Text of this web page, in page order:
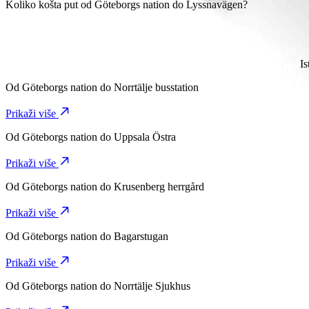
Potrebno je oko 13 min da stigneš od Göteborgs nation do
Koliko košta put od Göteborgs nation do Lyssnavägen?
Od Göteborgs nation do Norrtälje busstation
Prikaži više
Od Göteborgs nation do Uppsala Östra
Prikaži više
Od Göteborgs nation do Krusenberg herrgård
Prikaži više
Od Göteborgs nation do Bagarstugan
Prikaži više
Od Göteborgs nation do Norrtälje Sjukhus